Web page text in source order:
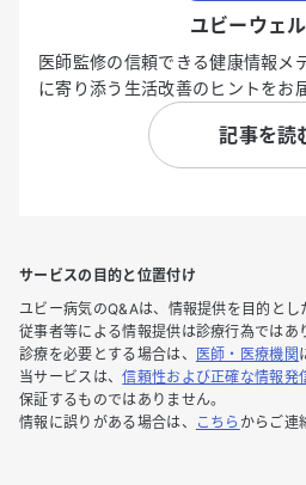
ユビーウェ
医師監修の信頼できる健康情報メ
に寄り添う生活改善のヒントをお
記事を読
サービスの目的と位置付け
ユビー病気のQ&Aは、情報提供を目的と
従事者等による情報提供は診療行為ではあ
診療を必要とする場合は、
医師・医療機関
当サービスは、信頼性および正確な情報発
保証するものではありません。
情報に誤りがある場合は、
こちら からご連